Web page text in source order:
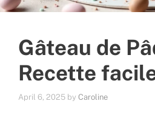
Gâteau de
Recette
April 6, 2025 by Caroline